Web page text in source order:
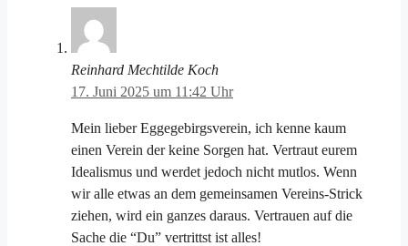
Reinhard Mechtilde Koch
17. Juni 2025 um 11:42 Uhr
Mein lieber Eggegebirgsverein, ich kenne kaum
einen Verein der keine Sorgen hat. Vertraut eurem
Idealismus und werdet jedoch nicht mutlos. Wenn
wir alle etwas an dem gemeinsamen Vereins-Strick
ziehen, wird ein ganzes daraus. Vertrauen auf die
Sache die “Du” vertrittst ist alles!